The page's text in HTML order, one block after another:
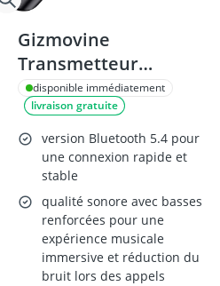
Gizmovine
Transmetteur
Bluetooth pour
Voiture, PD 45W QC
18W, Kit Main Libre,
Transmetteur FM,
Allume-Cigare, Alliage
de Zinc
disponible immédiatement
livraison gratuite
version Bluetooth 5.4 pour
une connexion rapide et
stable
qualité sonore avec basses
renforcées pour une
expérience musicale
immersive et réduction du
bruit lors des appels